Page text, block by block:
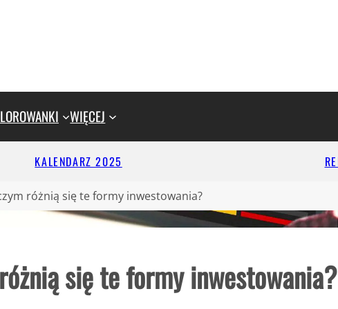
WIĘCEJ
KALENDARZ 2025
różnią się te formy inwestowania?
się te formy inwestowania?